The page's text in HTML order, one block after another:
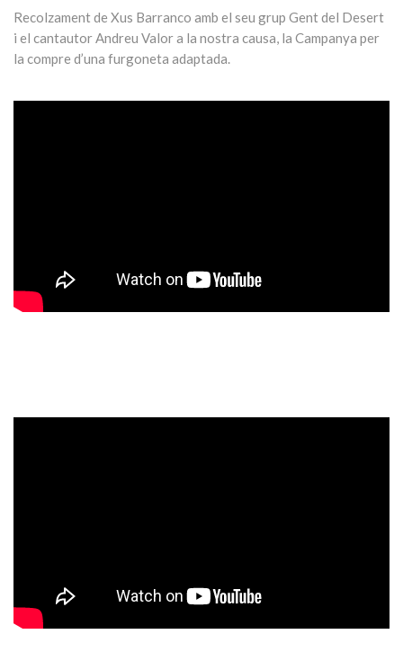
Recolzament de Xus Barranco amb el seu grup Gent del Desert
i el cantautor Andreu Valor a la nostra causa, la Campanya per
la compre d’una furgoneta adaptada.